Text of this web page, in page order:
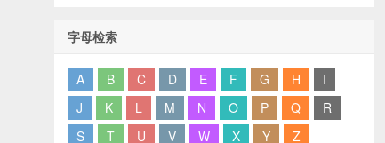
字母检索
A B C D E F G H
I
J
K L M N O P Q
R
S
T U V W X Y Z